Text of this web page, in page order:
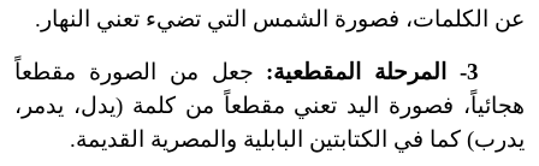
عن الكلمات، فصورة الشمس التي تضيء تعني النهار.
3
-المرحلة المقطعية: جعل من الصورة مقطعاً
هجائياً، فصورة اليد تعني مقطعاً من كلمة (يدل، يدمر،
يدرب) كما في الكتابتين البابلية والمصرية القديمة.